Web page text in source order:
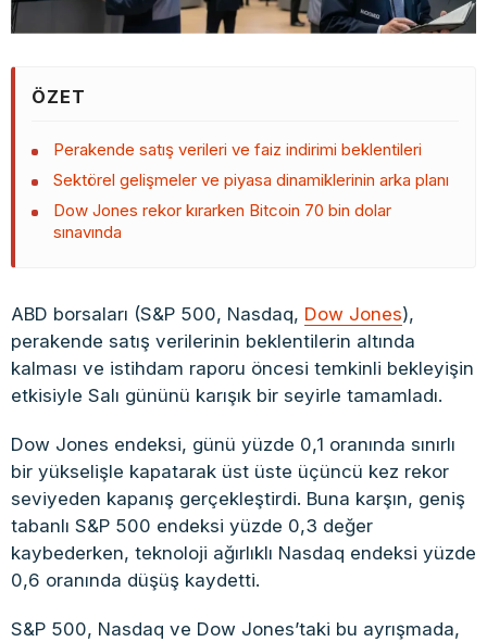
ÖZET
Perakende satış verileri ve faiz indirimi beklentileri
Sektörel gelişmeler ve piyasa dinamiklerinin arka planı
Dow Jones rekor kırarken Bitcoin 70 bin dolar
sınavında
ABD borsaları (S&P 500, Nasdaq, Dow Jones),
perakende satış verilerinin beklentilerin altında
kalması ve istihdam raporu öncesi temkinli bekleyişin
etkisiyle Salı gününü karışık bir seyirle tamamladı.
Dow Jones endeksi, günü yüzde 0,1 oranında sınırlı
bir yükselişle kapatarak üst üste üçüncü kez rekor
seviyeden kapanış gerçekleştirdi. Buna karşın, geniş
tabanlı S&P 500 endeksi yüzde 0,3 değer
kaybederken, teknoloji ağırlıklı Nasdaq endeksi yüzde
0,6 oranında düşüş kaydetti.
S&P 500, Nasdaq ve Dow Jones’taki bu ayrışmada,